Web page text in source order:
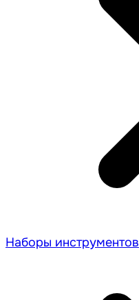
Наборы инструментов